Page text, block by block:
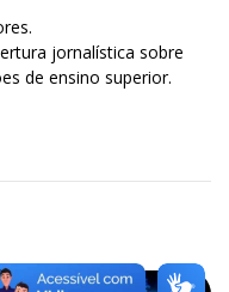
jornalística sobre
de ensino superior.